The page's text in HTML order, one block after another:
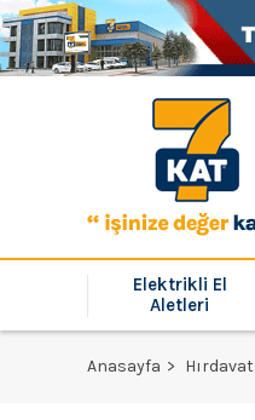
Elektrikli El
Aletleri
Anasayfa Hırdavat